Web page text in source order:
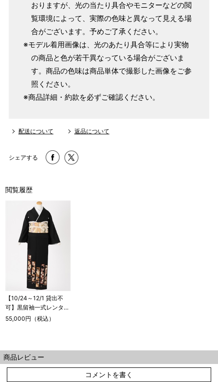
おりますが、光の当たり具合やモニターなどの閲
覧環境によって、実際の色味と異なって見える場
合がございます。予めご了承ください。
※モデル着用画像は、光のあたり具合等により実物
の商品と色が若干異なっている場合がございま
す。商品の色味は商品単体で撮影した画像をご参
照ください。
※商品詳細・約款を必ずご確認ください。
配送について 返品について
シェアする
閲覧履歴
【10/24～12/1 貸出不
可】黒留袖一式レンタ
ル 短冊【小さめサイ
55,000円（税込）
商品レビュー
コメントを書く